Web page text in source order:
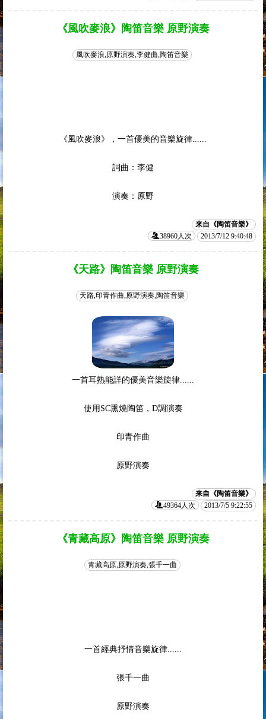
《風吹麥浪》陶笛音樂 原野演奏
風吹麥浪,原野演奏,李健曲,陶笛音樂
《風吹麥浪》，一首優美的音樂旋律......
詞曲：李健
演奏：原野
来自《陶笛音樂》
38960人次 2013/7/12 9:40:48
《天路》陶笛音樂 原野演奏
天路,印青作曲,原野演奏,陶笛音樂
一首耳熟能詳的優美音樂旋律......
使用SC熏燒陶笛，D調演奏
印青作曲
原野演奏
来自《陶笛音樂》
49364人次 2013/7/5 9:22:55
《青藏高原》陶笛音樂 原野演奏
青藏高原,原野演奏,張千一曲
一首經典抒情音樂旋律......
張千一曲
原野演奏